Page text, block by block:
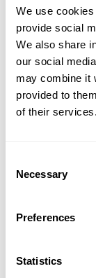
We use
provide social
We also share
our social
may combine it
provided to
of their services.
Selection
Necessary
Preferences
Statistics
Lorsque l’on
s’engage à
Vous pouvez
avec ce que
que vous avez
sur la
des photos
des Avis
une